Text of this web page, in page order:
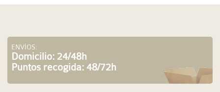
ENVÍOS:
Domicilio: 24/48h
Puntos recogida: 48/72h